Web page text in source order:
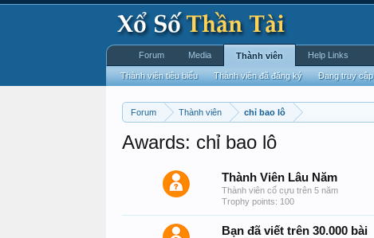
Forum Thành viên chỉ bao lô
Awards: chỉ bao lô
Thành Viên Lâu Năm
Thành viên cổ cựu trên 5 năm
Trophy points: 100
Bạn đã viết trên 30.000 bài
Forum Media Thành viên
Thành viên tiêu biểu Thành viên đã đăng ký Đang truy cập
Help Links